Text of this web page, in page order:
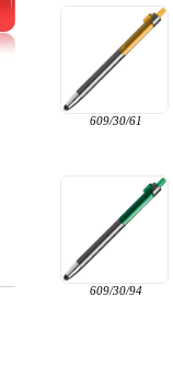
609/30/61
609/30/94